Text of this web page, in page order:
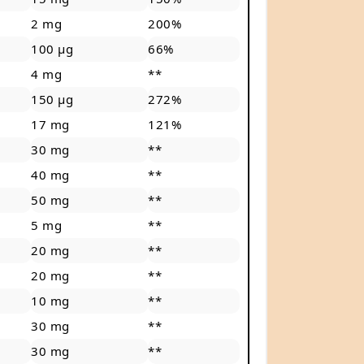
2 mg
200%
100 µg
66%
4 mg
**
150 µg
272%
17 mg
121%
30 mg
**
40 mg
**
50 mg
**
5 mg
**
20 mg
**
20 mg
**
10 mg
**
30 mg
**
30 mg
**